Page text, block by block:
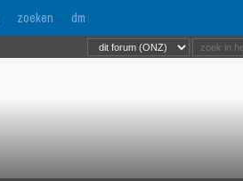
zoeken dm